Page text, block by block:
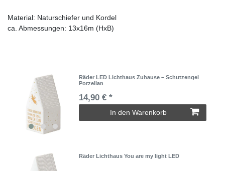
Material: Naturschiefer und Kordel
ca. Abmessungen: 13x16m (HxB)
Räder LED Lichthaus Zuhause – Schutzengel
Porzellan
14,90 € *
In den Warenkorb
Räder Lichthaus You are my light LED